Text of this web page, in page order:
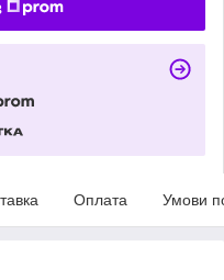
Оплата Умови